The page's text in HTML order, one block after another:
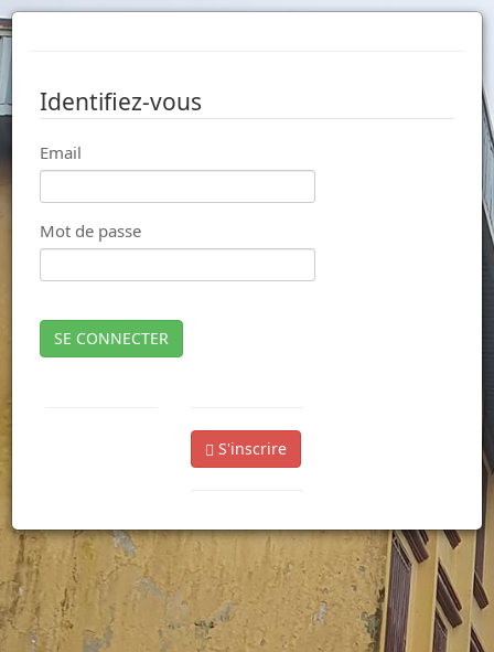
Identifiez-vous
Email
Mot de passe
SE CONNECTER
S'inscrire